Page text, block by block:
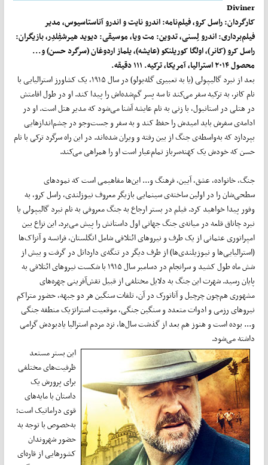
Diviner
کارگردان: راسل کرو، فیلم‌نامه: اندرو نایت و اندرو آناستاسیوس، مدیر
فیلم‌برداری: اندرو لِسنی، تدوین: مت ویا، موسیقی: دیوید هیرشفِلدِر، بازیگران:
راسل کرو (کانر)، اولگا کوریلنکو (عایشه)، یلماز اردوغان (سرگرد حسن) و...
محصول ۲۰۱۴ استرالیا، آمریکا، ترکیه. ۱۱۱ دقیقه.
بعد از نبرد گالیپولی (یا به تعبیری گله‌بولو) در سال ۱۹۱۵، یک کشاورز استرالیایی با
نام کانر، به ترکیه سفر می‌کند تا سه پسر گم‌شده‌اش را پیدا کند. او در طول اقامتش
در هتلی در استانبول، با زنی به نام عایشه آشنا می‌شود که مدیر هتل است. او در
ادامه‌ی سفرش باید امیدش را حفظ کند و به سفر و جست‌وجو در چشم‌اندازهایی
بپردازد که به‌واسطه‌ی جنگ از بین رفته و ویران شده‌اند. در این راه سرگرد ترکی با نام
حسن که خودش یک کهنه‌سرباز تمام‌عیار است او را همراهی می‌کند.
جنگ، خانواده، عشق، آیین، فرهنگ و... این‌ها مفاهیمی است که نمودهای
سطحی‌شان را در اولین ساخته‌ی سینمایی بازیگر معروف نیوزلندی، راسل کرو، به
وفور پیدا خواهید کرد. فیلم در بستر ارجاع به جنگ معروفی به نام نبرد گالیپولی یا
نبرد چاناق قلعه در میانه‌ی جنگ جهانی اول داستانش را پیش می‌برد. این نزاع بین
امپراتوری عثمانی از یک طرف و نیروهای ائتلافی شامل انگلستان، فرانسه و آنزاک‌ها
(استرالیایی‌ها و نیوزیلندی‌ها) از طرف دیگر در تنگه‌ی داردانل در گرفت و بیش از
شش ماه طول کشید و سرانجام در دسامبر سال ۱۹۱۵ با شکست نیروهای ائتلافی به
پایان رسید. شهرت این جنگ به دلایل مختلفی از قبیل نقش‌آفرینی چهره‌های
مشهوری هم‌چون چرچیل و آتاتورک در آن، تلفات سنگین هر دو جبهه، حضور متراکم
نیروهای رزمی و ادوات متعدد و سنگین جنگی، موقعیت استراتژیک منطقه‌ جنگی
و... بوده است و هنوز هم بعد از گذشت سال‌ها، نزد مردم استرالیا یادبودش گرامی
داشته می‌شود.
این بستر مستعد
ظرفیت‌های مختلفی
برای پرورش یک
داستان با مایه‌های
قوی دراماتیک است؛
به‌خصوص با توجه به
حضور شهروندان
کشورهایی از قاره‌ای